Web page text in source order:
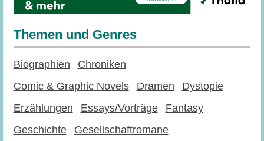
Themen und Genres
Biographien
Chroniken
Comic & Graphic Novels
Dramen
Dystopie
Erzählungen
Essays/Vorträge
Fantasy
Geschichte
Gesellschaftromane